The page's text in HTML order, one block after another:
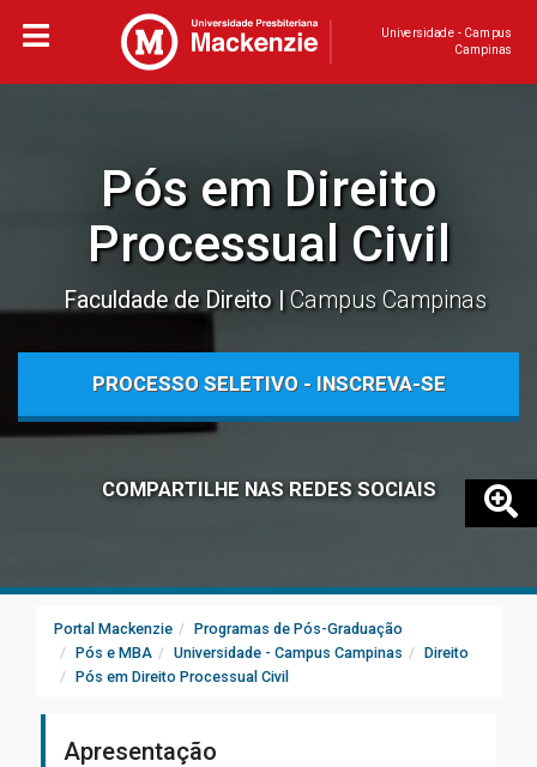
Universidade - Campus
Campinas
Pós em Direito
Processual Civil
Faculdade de Direito Campus Campinas
PROCESSO SELETIVO - INSCREVA-SE
COMPARTILHE NAS REDES SOCIAIS
Portal Mackenzie
Programas de Pós-Graduação
Pós e MBA
Universidade - Campus Campinas
Direito
Pós em Direito Processual Civil
Apresentação